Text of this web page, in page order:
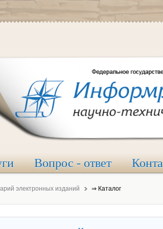
Вопрос - ответ
электронных изданий ⇒ Каталог